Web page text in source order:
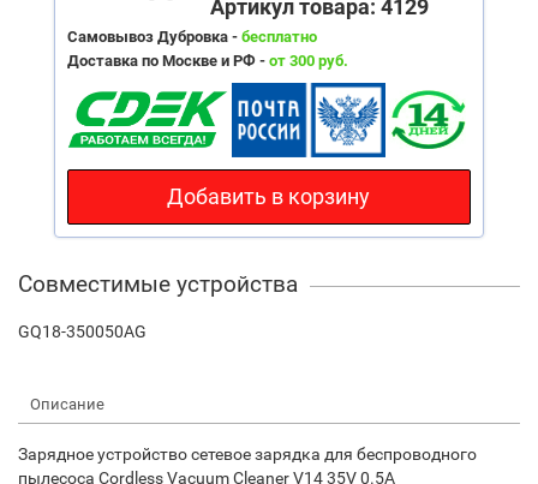
Артикул товара: 4129
Самовывоз Дубровка - бесплатно
Доставка по Москве и РФ - от 300 руб.
Добавить в корзину
Совместимые устройства
GQ18-350050AG
Описание
Зарядное устройство сетевое зарядка для беспроводного
пылесоса Cordless Vacuum Cleaner V14 35V 0.5A